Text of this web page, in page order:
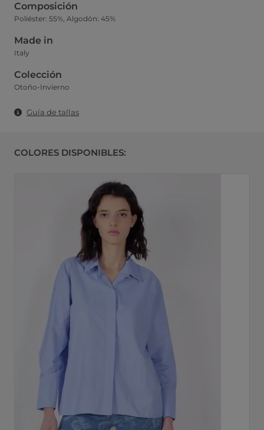
Composición
Poliéster: 55%, Algodón: 45%
Made in
Italy
Colección
Otoño-Invierno
Guía de tallas
COLORES DISPONIBLES: